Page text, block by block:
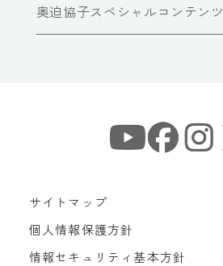
奥迫協子スペシャルコンテンツ
サイトマップ
個人情報保護方針
情報セキュリティ基本方針